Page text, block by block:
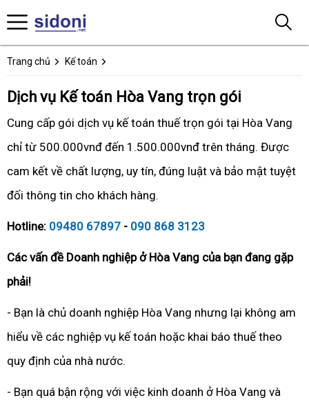
Trang chủ Kế toán
Dịch vụ Kế toán Hòa Vang trọn gói
Cung cấp gói dịch vụ kế toán thuế trọn gói tại Hòa Vang
chỉ từ 500.000vnđ đến 1.500.000vnđ trên tháng. Được
cam kết về chất lượng, uy tín, đúng luật và bảo mật tuyệt
đối thông tin cho khách hàng.
Hotline: 09480 67897 - 090 868 3123
Các vấn đề Doanh nghiệp ở Hòa Vang của bạn đang gặp
phải!
- Bạn là chủ doanh nghiệp Hòa Vang nhưng lại không am
hiểu về các nghiệp vụ kế toán hoặc khai báo thuế theo
quy định của nhà nước.
- Bạn quá bận rộng với việc kinh doanh ở Hòa Vang và